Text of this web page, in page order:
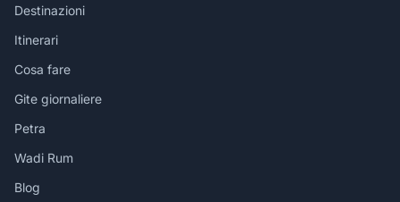
Destinazioni
Itinerari
Cosa fare
Gite giornaliere
Petra
Wadi Rum
Blog